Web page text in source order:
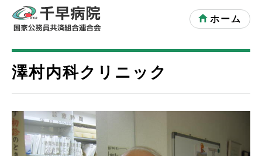
ホーム
澤村内科クリニック